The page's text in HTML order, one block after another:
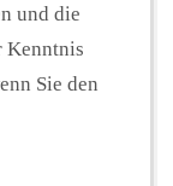
und die
Kenntnis
Sie den